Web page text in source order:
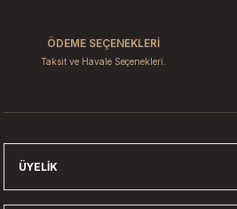
ÖDEME SEÇENEKLERİ
Taksit ve Havale Seçenekleri.
ÜYELIK